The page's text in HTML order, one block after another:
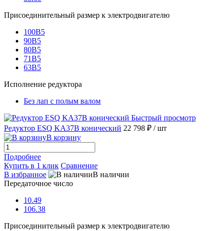
Присоединительный размер к электродвигателю
100B5
90B5
80B5
71B5
63B5
Исполнение редуктора
Без лап с полым валом
Быстрый просмотр
Редуктор ESQ KA37B конический 22 798 ₽ / шт
В корзину
Подробнее
Купить в 1 клик Сравнение
В избранное
В наличии
Передаточное число
10.49
106.38
Присоединительный размер к электродвигателю